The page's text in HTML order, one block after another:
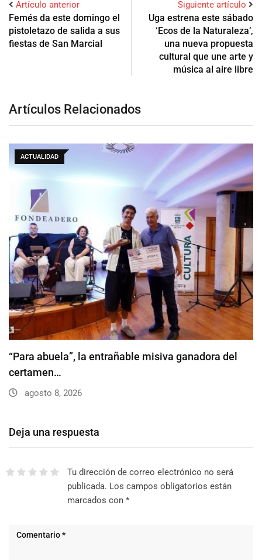
Artículo anterior
Femés da este domingo el
pistoletazo de salida a sus
fiestas de San Marcial
Siguiente artículo
Uga estrena este sábado
‘Ecos de la Naturaleza’,
una nueva propuesta
cultural que une arte y
música al aire libre
Artículos Relacionados
ACTUALIDAD
“Para abuela”, la entrañable misiva ganadora del
certamen…
agosto 8, 2026
Deja una respuesta
Tu dirección de correo electrónico no será
publicada. Los campos obligatorios están
marcados con *